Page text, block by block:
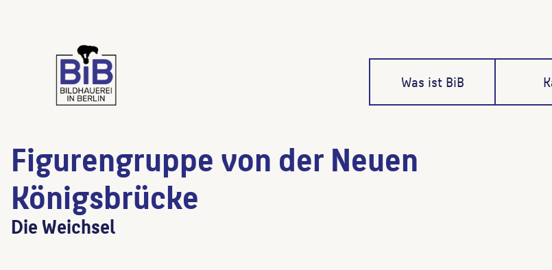
Was ist BiB
Figurengruppe von der Neuen
Königsbrücke
Die Weichsel